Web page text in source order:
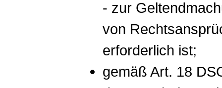
- zur
von
erforderlich ist;
gemäß Art. 18